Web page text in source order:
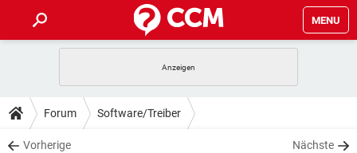
MENU
ANDROID IOS
WINDOWS 10
TIPPS & TRICKS
SPIELE
DOWNLOADS
Forum Software/Treiber
Vorherige Nächste